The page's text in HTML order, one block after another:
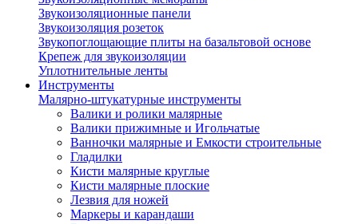
Звукоизоляционные панели
Звукоизоляция розеток
Звукопоглощающие плиты на базальтовой основе
Крепеж для звукоизоляции
Уплотнительные ленты
Инструменты
Малярно-штукатурные инструменты
Валики и ролики малярные
Валики прижимные и Игольчатые
Ванночки малярные и Емкости строительные
Гладилки
Кисти малярные круглые
Кисти малярные плоские
Лезвия для ножей
Маркеры и карандаши